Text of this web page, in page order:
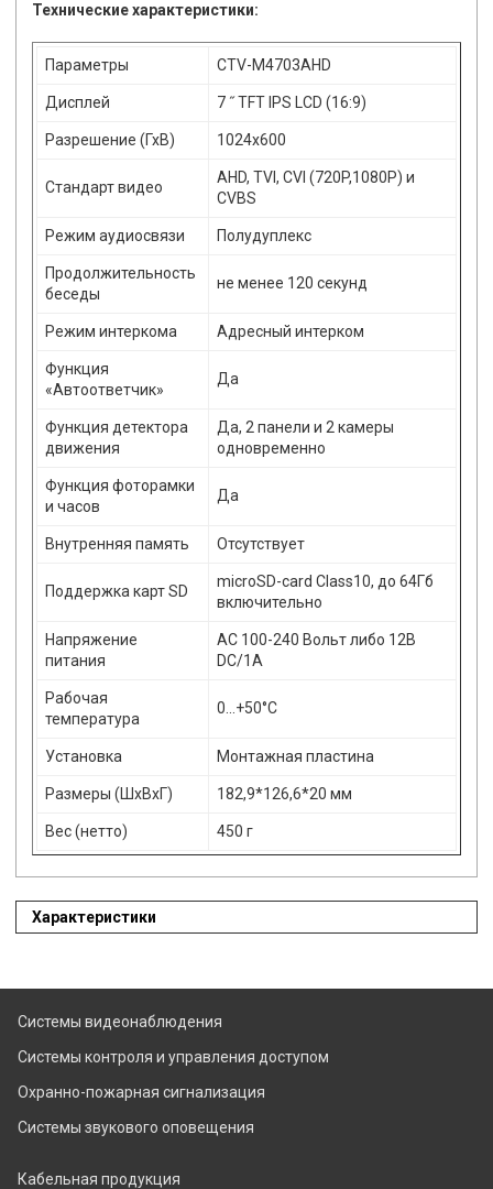
Технические характеристики:
Параметры CTV-M4703AHD
Дисплей 7 ˝ TFT IPS LCD (16:9)
Разрешение (ГхВ) 1024x600
Стандарт видео
AHD, TVI, CVI (720P,1080P) и
CVBS
Режим аудиосвязи Полудуплекс
Продолжительность
беседы
не менее 120 секунд
Режим интеркома Адресный интерком
Функция
«Автоответчик»
Да
Функция детектора
движения
Да, 2 панели и 2 камеры
одновременно
Функция фоторамки
и часов
Да
Внутренняя память Отсутствует
Поддержка карт SD
microSD-card Class10, до 64Гб
включительно
Напряжение
питания
АС 100-240 Вольт либо 12В
DC/1A
Рабочая
температура
0...+50°С
Установка Монтажная пластина
Размеры (ШхВхГ) 182,9*126,6*20 мм
Вес (нетто) 450 г
Характеристики
Системы видеонаблюдения
Системы контроля и управления доступом
Охранно-пожарная сигнализация
Системы звукового оповещения
Кабельная продукция